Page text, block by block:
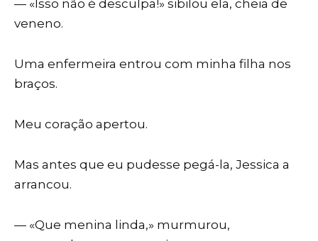
— «Isso não é desculpa!» sibilou ela, cheia de
veneno.
Uma enfermeira entrou com minha filha nos
braços.
Meu coração apertou.
Mas antes que eu pudesse pegá-la, Jessica a
arrancou.
— «Que menina linda,» murmurou,